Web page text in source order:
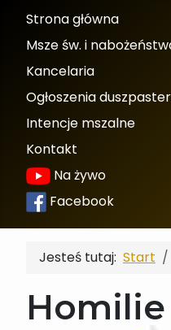
Strona główna
Msze św. i
Kancelaria
Ogłoszenia
Intencje mszalne
Kontakt
Na żywo
Facebook
Jesteś tutaj: Start